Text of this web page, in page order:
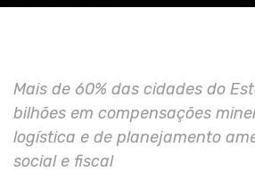
Mais de 60% das cidades do
bilhões em compensações
logística e de planejamento
social e fiscal